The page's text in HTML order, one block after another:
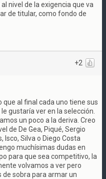
nivel de la exigencia que va
de titular, como fondo de
+2
que al final cada uno tiene sus
gustaría ver en la selección.
un poco a la deriva. Creo
de De Gea, Piqué, Sergio
Isco, Silva o Diego Costa
muchísimas dudas en
para que sea competitivo, la
volvamos a ver pero
sobra para armar un